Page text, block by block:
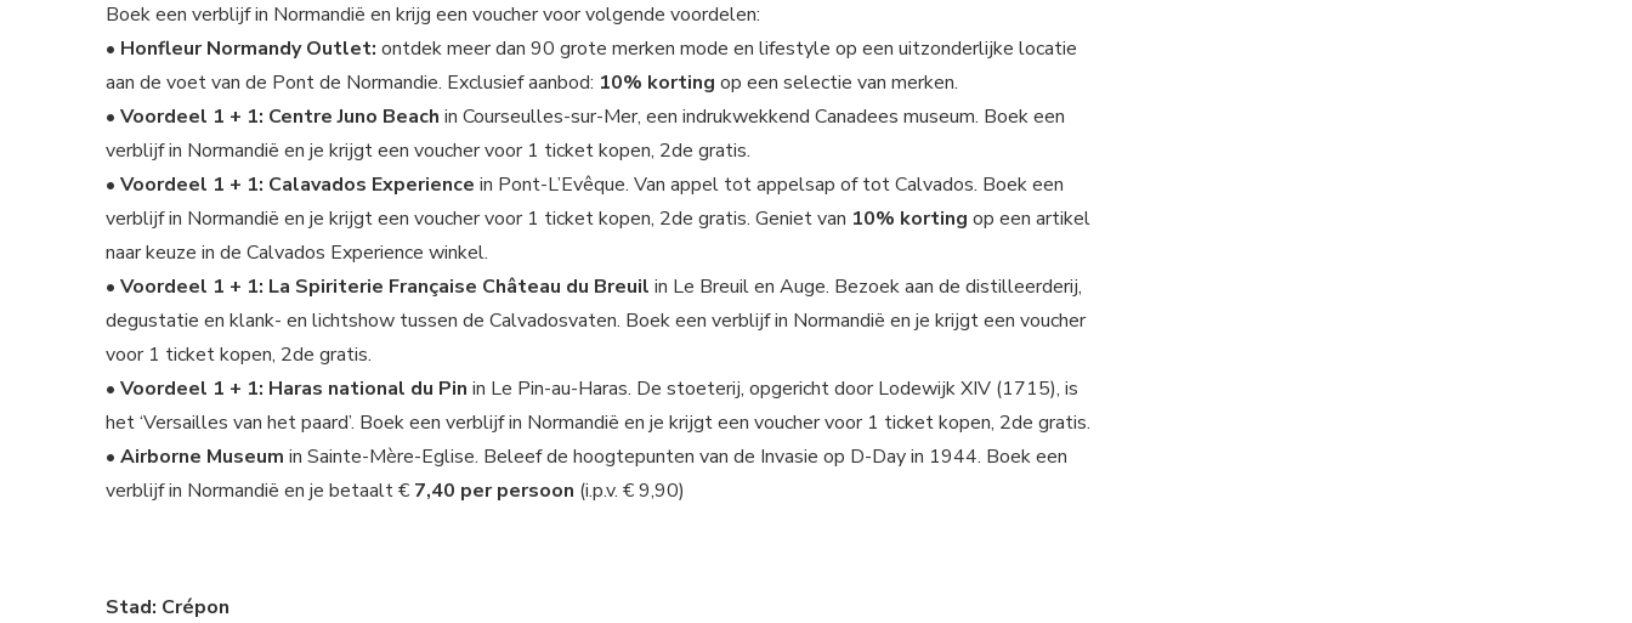
Boek een verblijf in Normandië en krijg een voucher voor volgende voordelen:
• Honfleur Normandy Outlet: ontdek meer dan 90 grote merken mode en lifestyle op een uitzonderlijke locatie
aan de voet van de Pont de Normandie. Exclusief aanbod: 10% korting op een selectie van merken.
• Voordeel 1 + 1: Centre Juno Beach in Courseulles-sur-Mer, een indrukwekkend Canadees museum. Boek een
verblijf in Normandië en je krijgt een voucher voor 1 ticket kopen, 2de gratis.
• Voordeel 1 + 1: Calavados Experience in Pont-L’Evêque. Van appel tot appelsap of tot Calvados. Boek een
verblijf in Normandië en je krijgt een voucher voor 1 ticket kopen, 2de gratis. Geniet van 10% korting op een artikel
naar keuze in de Calvados Experience winkel.
• Voordeel 1 + 1: La Spiriterie Française Château du Breuil in Le Breuil en Auge. Bezoek aan de distilleerderij,
degustatie en klank- en lichtshow tussen de Calvadosvaten. Boek een verblijf in Normandië en je krijgt een voucher
voor 1 ticket kopen, 2de gratis.
• Voordeel 1 + 1: Haras national du Pin in Le Pin-au-Haras. De stoeterij, opgericht door Lodewijk XIV (1715), is
het ‘Versailles van het paard’. Boek een verblijf in Normandië en je krijgt een voucher voor 1 ticket kopen, 2de gratis.
• Airborne Museum in Sainte-Mère-Eglise. Beleef de hoogtepunten van de Invasie op D-Day in 1944. Boek een
verblijf in Normandië en je betaalt € 7,40 per persoon (i.p.v. € 9,90)
Stad: Crépon